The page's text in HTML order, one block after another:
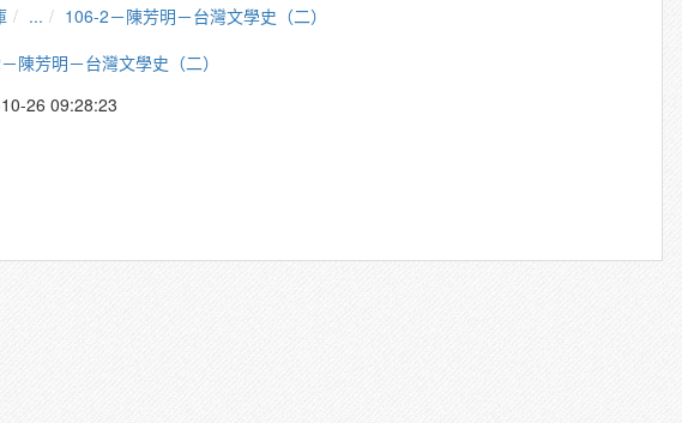
...
106-2－陳芳明－台灣文學史（二）
陳芳明－台灣文學史（二）
26 09:28:23